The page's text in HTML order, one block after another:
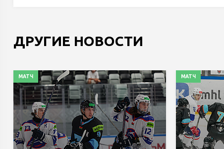
ДРУГИЕ НОВОСТИ
МАТЧ МАТЧ